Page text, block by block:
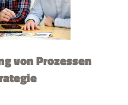
von Prozessen